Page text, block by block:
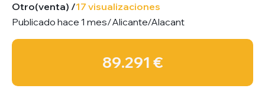
Otro(venta) /17 visualizaciones
Publicado hace 1 mes/Alicante/Alacant
89.291 €